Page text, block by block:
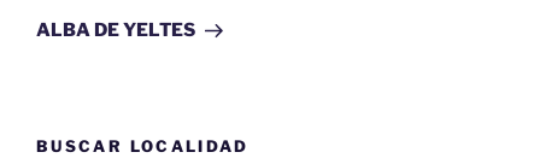
entrada
ALBA DE YELTES
BUSCAR LOCALIDAD